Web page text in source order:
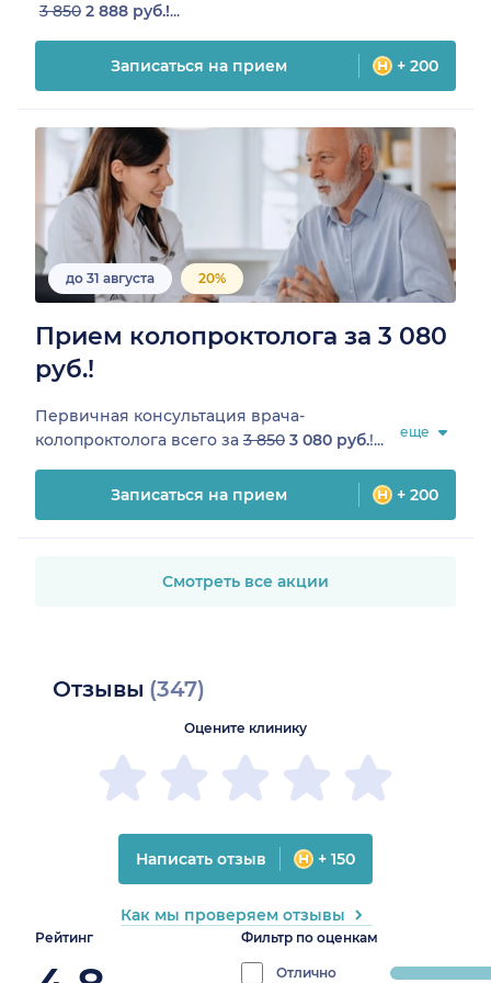
3 850 2 888 руб.!...
Записаться на прием + 200
до 31 августа 20%
Прием колопроктолога за 3 080
руб.!
Первичная консультация врача-
колопроктолога всего за 3 850 3 080 руб.!... еще
Записаться на прием + 200
Смотреть все акции
Отзывы (347)
Рейтинг Фильтр по оценкам
Отлично
progress:
Оцените клинику
Написать отзыв + 150
Как мы проверяем отзывы